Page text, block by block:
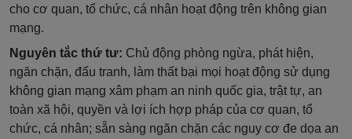
cho cơ quan, tổ chức, cá nhân hoạt động trên không gian
mạng.
Nguyên tắc thứ tư: Chủ động phòng ngừa, phát hiện,
ngăn chặn, đấu tranh, làm thất bại mọi hoạt động sử dụng
không gian mạng xâm phạm an ninh quốc gia, trật tự, an
toàn xã hội, quyền và lợi ích hợp pháp của cơ quan, tổ
chức, cá nhân; sẵn sàng ngăn chặn các nguy cơ đe dọa an